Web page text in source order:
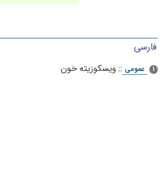
فارسی
1 عمومی :: ویسکوزیته خون